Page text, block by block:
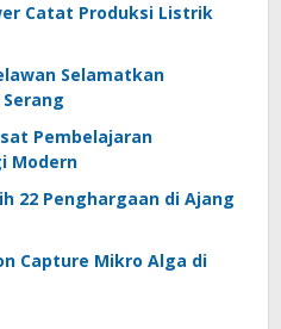
Catat Produksi Listrik
Selamatkan
Pembelajaran
Modern
22 Penghargaan di Ajang
Capture Mikro Alga di